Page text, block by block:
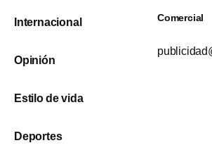
Internacional
Opinión
Estilo de vida
Deportes
Comercial